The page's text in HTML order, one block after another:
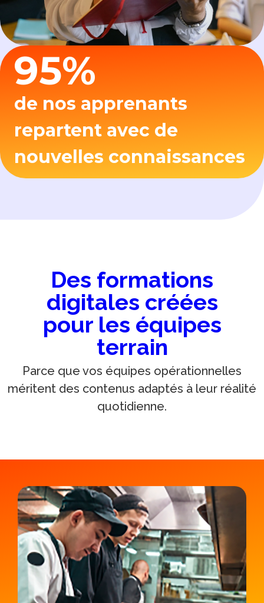
95%
de nos apprenants
repartent avec de
nouvelles connaissances
Des formations
digitales créées
pour les équipes
terrain
Parce que vos équipes opérationnelles
méritent des contenus adaptés à leur réalité
quotidienne.